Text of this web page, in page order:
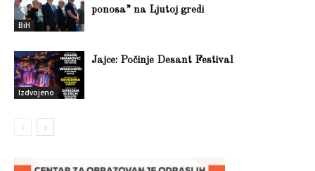
BiH
ponosa” na Ljutoj gredi
Izdvojeno
Jajce: Počinje Desant Festival